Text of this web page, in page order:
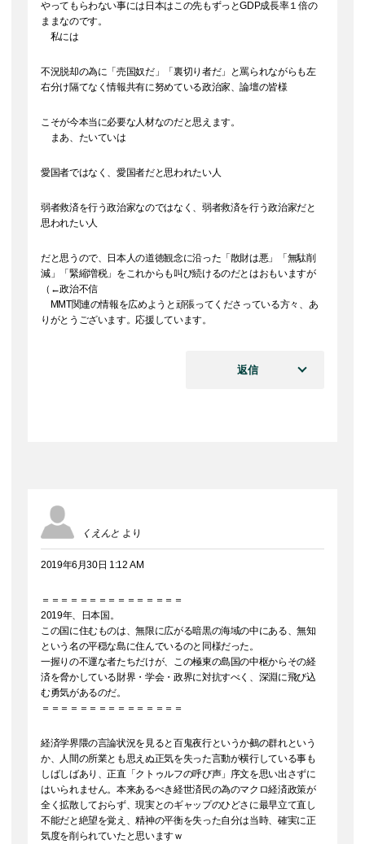
やってもらわない事には日本はこの先もずっとGDP成長率１倍の
ままなのです。
私には
不況脱却の為に「売国奴だ」「裏切り者だ」と罵られながらも左
右分け隔てなく情報共有に努めている政治家、論壇の皆様
こそが今本当に必要な人材なのだと思えます。
まあ、たいていは
愛国者ではなく、愛国者だと思われたい人
弱者救済を行う政治家なのではなく、弱者救済を行う政治家だと
思われたい人
だと思うので、日本人の道徳観念に沿った「散財は悪」「無駄削
減」「緊縮増税」をこれからも叫び続けるのだとはおもいますが
（←政治不信
MMT関連の情報を広めようと頑張ってくださっている方々、あ
りがとうございます。応援しています。
返信
くえんと より
2019年6月30日 1:12 AM
＝＝＝＝＝＝＝＝＝＝＝＝＝＝＝
2019年、日本国。
この国に住むものは、無限に広がる暗黒の海域の中にある、無知
という名の平穏な島に住んでいるのと同様だった。
一握りの不運な者たちだけが、この極東の島国の中枢からその経
済を脅かしている財界・学会・政界に対抗すべく、深淵に飛び込
む勇気があるのだ。
＝＝＝＝＝＝＝＝＝＝＝＝＝＝＝
経済学界隈の言論状況を見ると百鬼夜行というか鵺の群れという
か、人間の所業とも思えぬ正気を失った言動が横行している事も
しばしばあり、正直「クトゥルフの呼び声」序文を思い出さずに
はいられません。本来あるべき経世済民の為のマクロ経済政策が
全く拡散しておらず、現実とのギャップのひどさに最早立て直し
不能だと絶望を覚え、精神の平衡を失った自分は当時、確実に正
気度を削られていたと思いますｗ